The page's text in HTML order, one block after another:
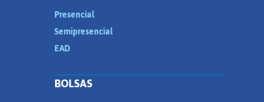
Presencial
Semipresencial
EAD
BOLSAS